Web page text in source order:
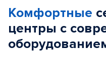
Комфортные
центры с